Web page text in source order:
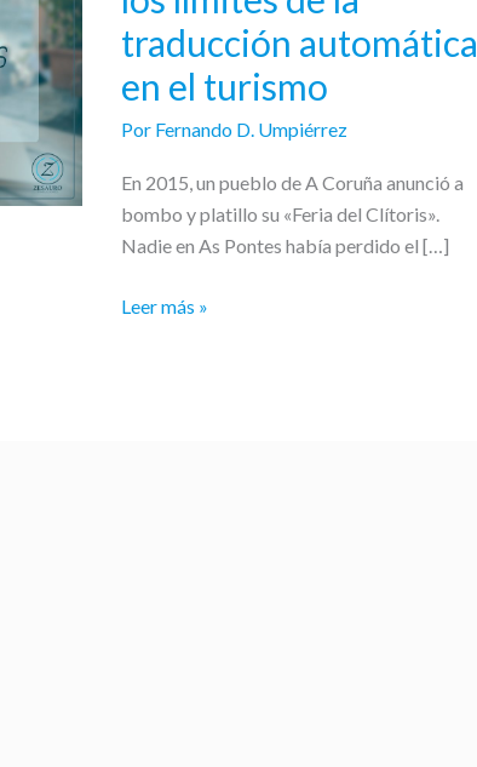
traducción automática
en el turismo
Por Fernando D. Umpiérrez
En 2015, un pueblo de A Coruña anunció a
bombo y platillo su «Feria del Clítoris».
Nadie en As Pontes había perdido el […]
sorpresa:
los
de
la
automática
Leer más »